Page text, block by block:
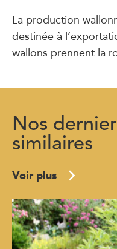
La production
destinée à
wallons prennent la
Nos
similaires
Voir plus